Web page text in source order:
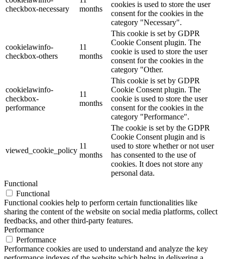
checkbox-necessary
months
cookies is used to store the user
consent for the cookies in the
category "Necessary".
cookielawinfo-
checkbox-others
11
months
This cookie is set by GDPR
Cookie Consent plugin. The
cookie is used to store the user
consent for the cookies in the
category "Other.
cookielawinfo-
checkbox-
performance
11
months
This cookie is set by GDPR
Cookie Consent plugin. The
cookie is used to store the user
consent for the cookies in the
category "Performance".
viewed_cookie_policy
11
months
The cookie is set by the GDPR
Cookie Consent plugin and is
used to store whether or not user
has consented to the use of
cookies. It does not store any
personal data.
Functional
Functional
Functional cookies help to perform certain functionalities like
sharing the content of the website on social media platforms, collect
feedbacks, and other third-party features.
Performance
Performance
Performance cookies are used to understand and analyze the key